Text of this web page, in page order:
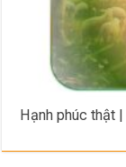
Hạnh phúc thật